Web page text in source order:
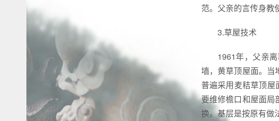
范。父亲的言传身教
3.草屋技术
1961年，父亲
墙，黄草顶屋面。当
普遍采用麦秸草顶
要维修檐口和屋面局
换。基层是按原有做